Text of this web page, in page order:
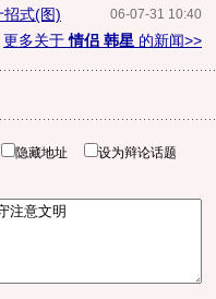
06-07-31 10:40
招式(图)
更多关于情侣 韩星 的新闻>>
隐藏地址 设为辩论话题